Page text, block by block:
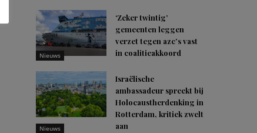
Nieuws
‘Zeker twintig’
gemeenten leggen
verzet tegen azc’s vast
in coalitieakkoord
Nieuws
Israëlische
ambassadeur spreekt bij
Holocaustherdenking in
Rotterdam, kritiek zwelt
aan